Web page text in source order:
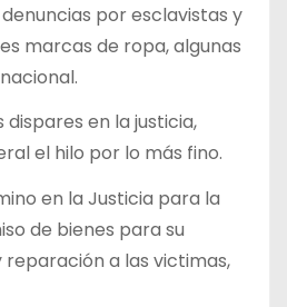
por esclavistas y
marcas de ropa, algunas
en la justicia,
el hilo por lo más fino.
en la Justicia para la
de bienes para su
reparación a las victimas,